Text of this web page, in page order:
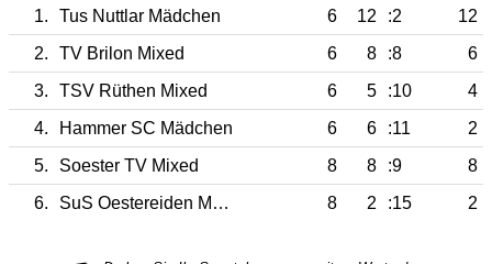
1. Tus Nuttlar Mädchen 6 12 :2
12
2.
TV Brilon Mixed 6 8 :8
6
3.
TSV Rüthen Mixed 6 5 :10
4
4.
Hammer SC Mädchen 6 6 :11
2
5.
Soester TV Mixed 8 8 :9
8
6.
SuS Oestereiden Mädchen 8 2 :15 2